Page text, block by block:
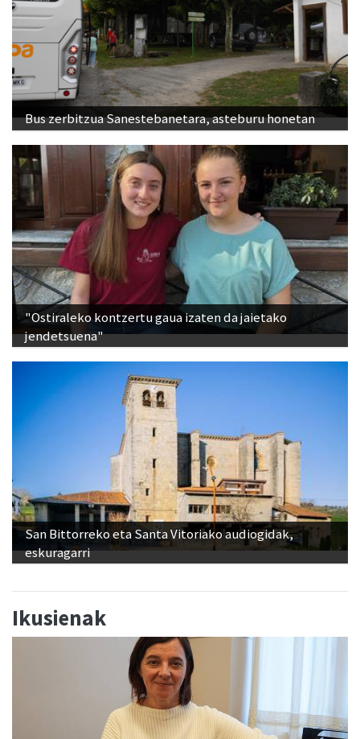
Bus zerbitzua Sanestebanetara, asteburu honetan
"Ostiraleko kontzertu gaua izaten da jaietako
jendetsuena"
San Bittorreko eta Santa Vitoriako audiogidak,
eskuragarri